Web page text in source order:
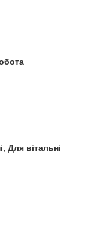
Для вітальні